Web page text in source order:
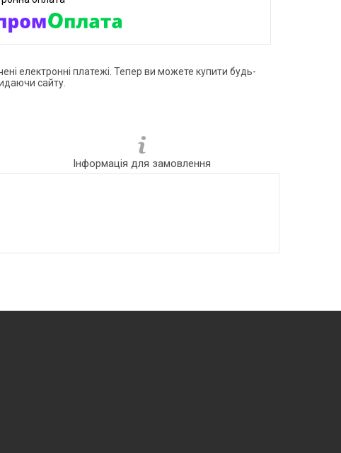
електронні платежі. Тепер ви можете купити будь-
сайту.
Інформація для замовлення